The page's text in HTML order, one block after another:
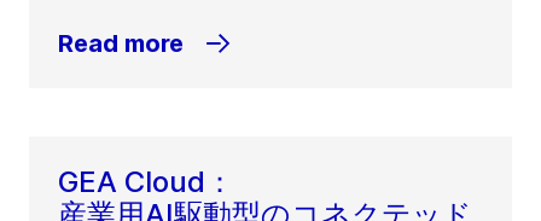
Read more
GEA Cloud：